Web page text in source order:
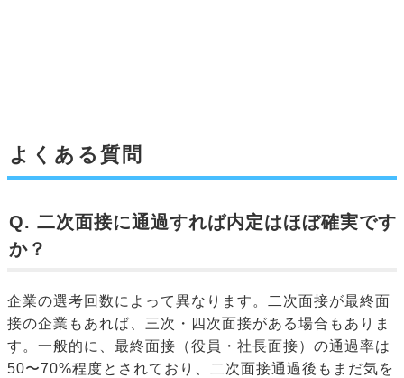
よくある質問
Q. 二次面接に通過すれば内定はほぼ確実です
か？
企業の選考回数によって異なります。二次面接が最終面
接の企業もあれば、三次・四次面接がある場合もありま
す。一般的に、最終面接（役員・社長面接）の通過率は
50〜70%程度とされており、二次面接通過後もまだ気を